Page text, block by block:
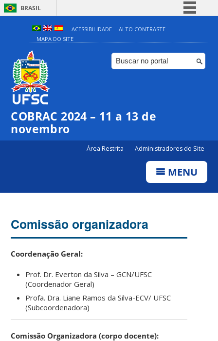
BRASIL
Simplifique!
Comunica BR
Participe
ACESSIBILIDADE
ALTO CONTRASTE
MAPA DO SITE
COBRAC 2024 – 11 a 13 de
novembro
Área Restrita Administradores do Site
MENU
Comissão organizadora
Coordenação Geral:
Prof. Dr. Everton da Silva – GCN/UFSC
(Coordenador Geral)
Profa. Dra. Liane Ramos da Silva-ECV/ UFSC
(Subcoordenadora)
Comissão Organizadora (corpo docente):